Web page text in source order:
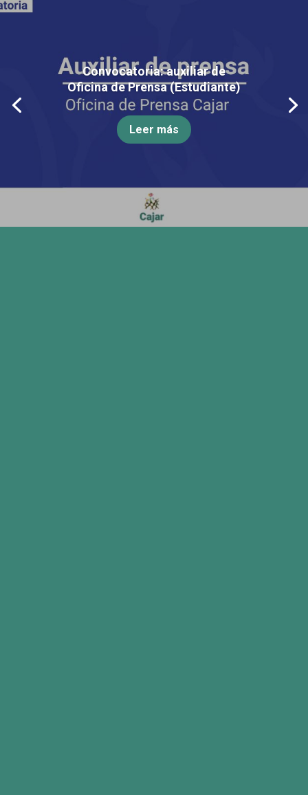
Convocatoria: auxiliar de
Oficina de Prensa (Estudiante)
Leer más